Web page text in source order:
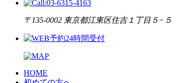
〒135-0002 東京都江東区住吉１丁目５−５
HOME